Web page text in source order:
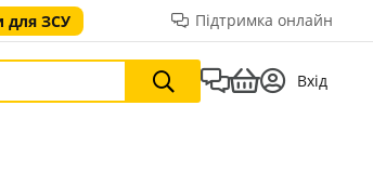
для ЗСУ Підтримка онлайн
Вхід